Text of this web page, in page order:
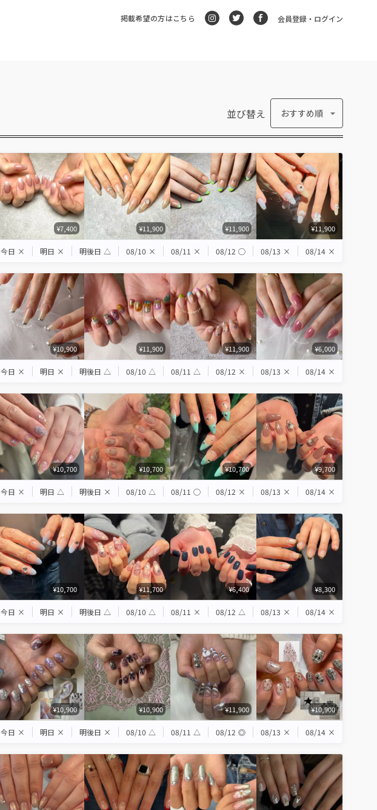
掲載希望の方はこちら 会員登録・ログイン
並び替え おすすめ順
¥7,400 ¥11,900 ¥11,900 ¥11,900
今日 × 明日 × 明後日 △ 08/10 × 08/11 × 08/12 ◯ 08/13 × 08/14 ×
¥10,900 ¥11,900 ¥11,900 ¥6,000
今日 × 明日 × 明後日 △ 08/10 △ 08/11 △ 08/12 × 08/13 × 08/14 ×
¥10,700 ¥10,700 ¥10,700 ¥9,700
今日 × 明日 △ 明後日 × 08/10 △ 08/11 ◯ 08/12 × 08/13 × 08/14 ×
¥10,700 ¥11,700 ¥6,400 ¥8,300
今日 × 明日 × 明後日 △ 08/10 △ 08/11 × 08/12 △ 08/13 × 08/14 ×
¥10,900 ¥10,900 ¥11,900 ¥10,900
今日 × 明日 × 明後日 × 08/10 △ 08/11 △ 08/12 ◎ 08/13 × 08/14 ×